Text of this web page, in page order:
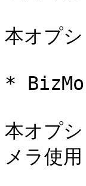
本オプ
*
本オプ
メラ使